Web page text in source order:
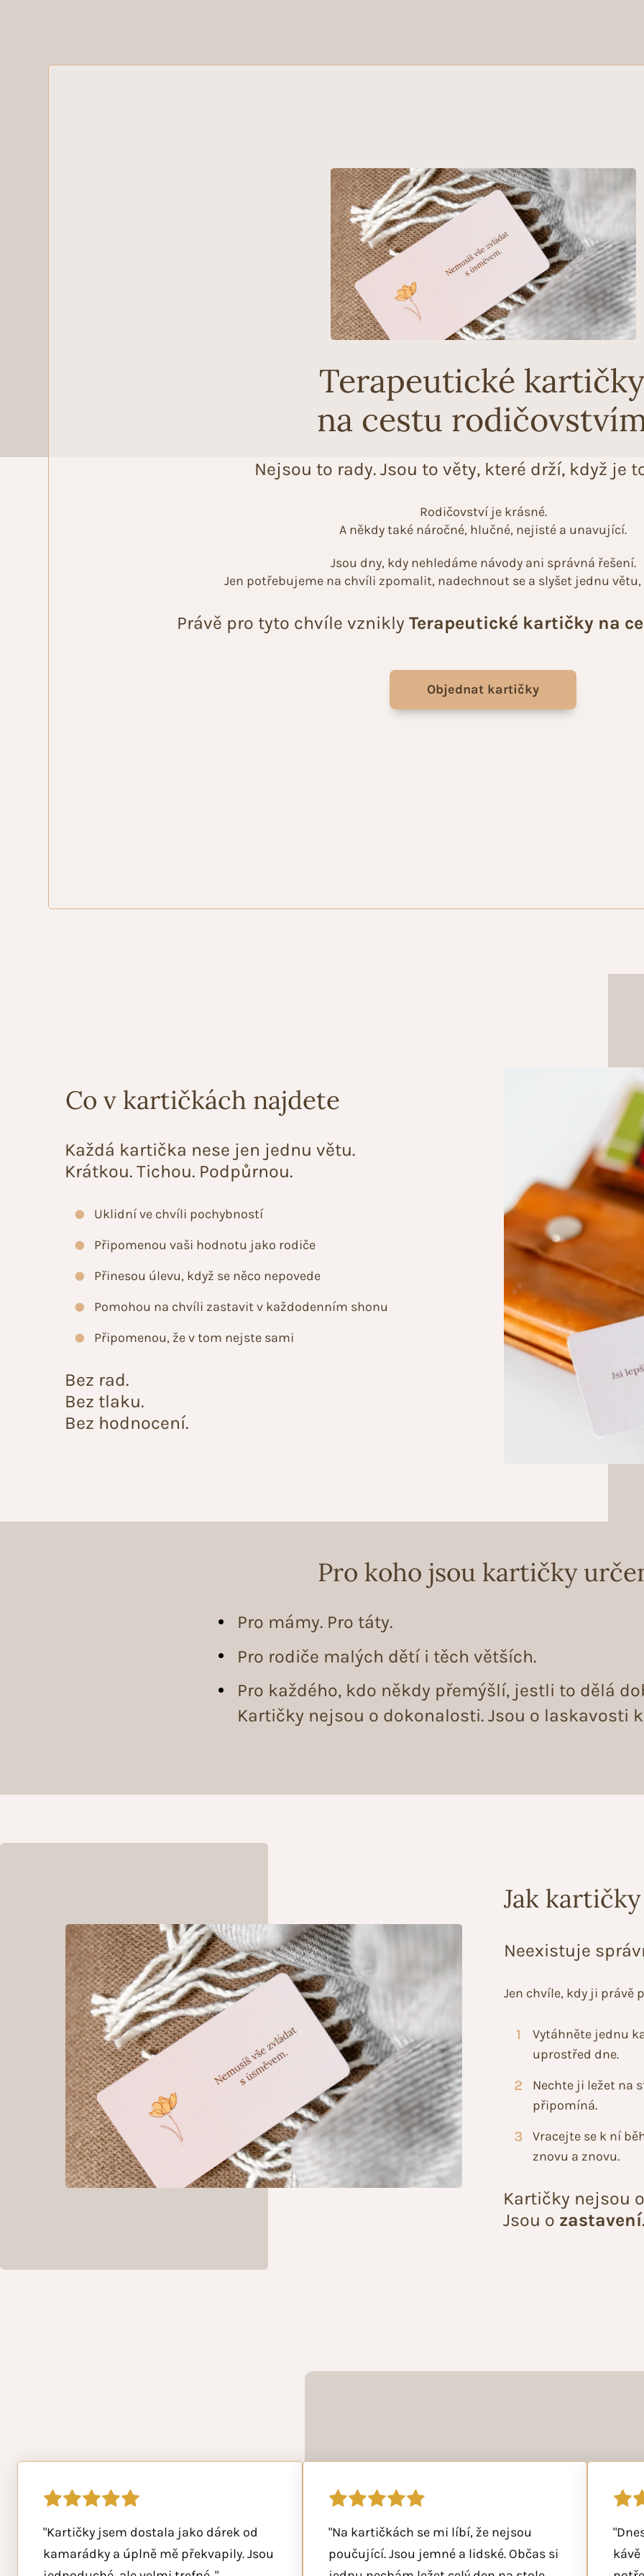
Terapeutické
na cestu
Nejsou to rady. Jsou to věty, které drží, když je
Rodičovství je krásné.
A někdy také náročné, hlučné, nejisté a unavující.
Jsou dny, kdy nehledáme návody ani správná řešení.
Jen potřebujeme na chvíli zpomalit, nadechnout se a slyšet jednu
Právě pro tyto chvíle vznikly Terapeutické kartičky na
Objednat kartičky
Co v kartičkách najdete
Každá kartička nese jen jednu větu.
Krátkou. Tichou. Podpůrnou.
Uklidní ve chvíli pochybností
Připomenou vaši hodnotu jako rodiče
Přinesou úlevu, když se něco nepovede
Pomohou na chvíli zastavit v každodenním shonu
Připomenou, že v tom nejste sami
Bez rad.
Bez tlaku.
Bez hodnocení.
Pro koho jsou kartičky
Pro mámy. Pro táty.
Pro rodiče malých dětí i těch větších.
Pro každého, kdo někdy přemýšlí, jestli to dělá
Kartičky nejsou o dokonalosti. Jsou o laskavosti
Jak
Neexistuje
Jen chvíle, kdy ji právě
1
Vytáhněte jednu
uprostřed dne.
2
Nechte ji ležet na
připomíná.
3
Vracejte se k ní
znovu a znovu.
Kartičky nejsou
Jsou o zastavení.
"Kartičky jsem dostala jako dárek od
kamarádky a úplně mě překvapily. Jsou
"Na kartičkách se mi líbí, že nejsou
poučující. Jsou jemné a lidské. Občas si
"Chtěla jsem ti jen napsat, že ty
kartičky jsou fakt hezký nápad.
"Je to dechberoucí! Děkuji moc a moc.
Včera večer ve službě, když už jsem byla